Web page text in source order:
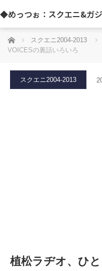
◆めっつぉ：スクエニ&ガ
ホーム スクエニ2004-2013
VOICESの裏話いろいろ
スクエニ2004-2013
植松ラヂオ、ひ